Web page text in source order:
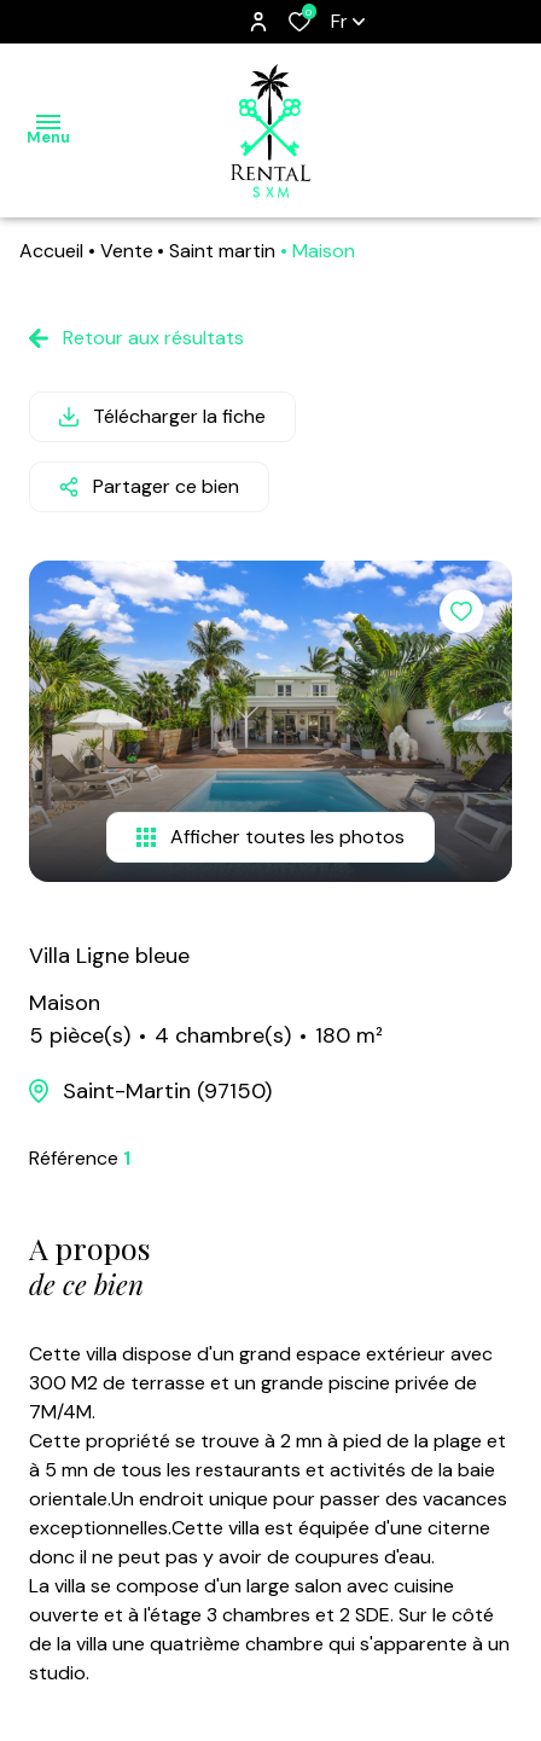
0 Fr
Menu
SAINT
FRIENDLY
DÉCOUVRIR
RENTAL
SXM
ESCAPADES
ET DÉLICES
MON
LIVRE
D'OR
Accueil Vente Saint martin Maison
Retour aux résultats
Télécharger la fiche
Partager ce bien
Afficher toutes les photos
Villa Ligne bleue
Maison
5 pièce(s)
4 chambre(s)
180 m²
Saint-Martin (97150)
Référence 1
A propos
de ce bien
Cette villa dispose d'un grand espace extérieur avec
300 M2 de terrasse et un grande piscine privée de
7M/4M.
Cette propriété se trouve à 2 mn à pied de la plage et
à 5 mn de tous les restaurants et activités de la baie
orientale.Un endroit unique pour passer des vacances
exceptionnelles.Cette villa est équipée d'une citerne
donc il ne peut pas y avoir de coupures d'eau.
La villa se compose d'un large salon avec cuisine
ouverte et à l'étage 3 chambres et 2 SDE. Sur le côté
de la villa une quatrième chambre qui s'apparente à un
studio.